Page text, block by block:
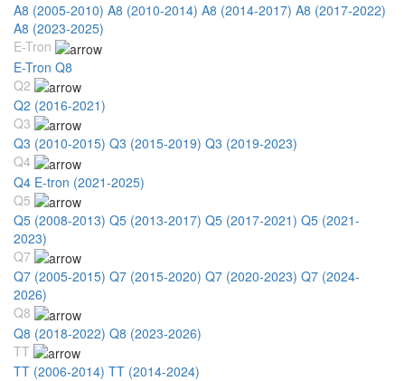
A8 (2005-2010) A8 (2010-2014) A8 (2014-2017) A8 (2017-2022)
A8 (2023-2025)
E-Tron
E-Tron Q8
Q2
Q2 (2016-2021)
Q3
Q3 (2010-2015) Q3 (2015-2019) Q3 (2019-2023)
Q4
Q4 E-tron (2021-2025)
Q5
Q5 (2008-2013) Q5 (2013-2017) Q5 (2017-2021) Q5 (2021-
2023)
Q7
Q7 (2005-2015) Q7 (2015-2020) Q7 (2020-2023) Q7 (2024-
2026)
Q8
Q8 (2018-2022) Q8 (2023-2026)
TT
TT (2006-2014) TT (2014-2024)